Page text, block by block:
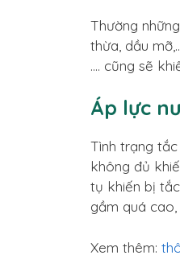
Thường
thừa, dầu
…. cũng sẽ
Áp lực
Tình trạng
không đủ
tụ khiến bị
gầm quá
Xem thêm: